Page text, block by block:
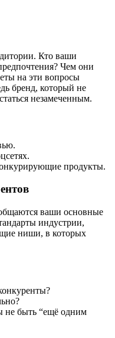
Кто ваши
Чем они
на эти вопросы
бренд, который не
незамеченным.
продукты.
ваши основные
индустрии,
ниши, в которых
не быть “ещё одним